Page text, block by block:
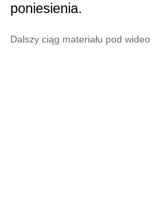
poniesienia.
Dalszy ciąg materiału pod wideo